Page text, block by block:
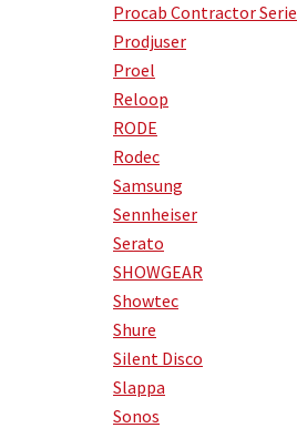
Procab Contractor Serie
Prodjuser
Proel
Reloop
RODE
Rodec
Samsung
Sennheiser
Serato
SHOWGEAR
Showtec
Shure
Silent Disco
Slappa
Sonos